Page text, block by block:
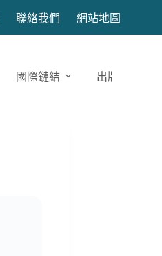
聯絡我們 網站地圖
國際鏈結 出版發表